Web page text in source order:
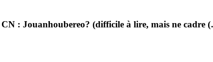
: Jouanhoubereo? (difficile à lire, mais ne cadre